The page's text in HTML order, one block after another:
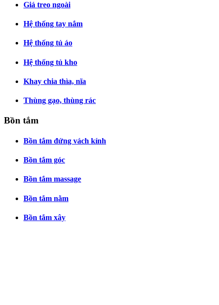
Giá treo ngoài
Hệ thống tay nắm
Hệ thống tủ áo
Hệ thống tủ kho
Khay chia thìa, nĩa
Thùng gạo, thùng rác
Bồn tắm
Bồn tắm đứng vách kính
Bồn tắm góc
Bồn tắm massage
Bồn tắm nằm
Bồn tắm xây